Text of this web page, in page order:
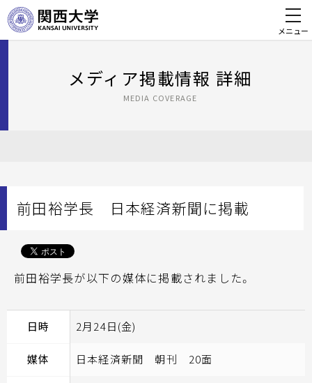
メニュー
メディア掲載情報 詳細
MEDIA COVERAGE
前田裕学長 日本経済新聞に掲載
前田裕学長が以下の媒体に掲載されました。
日時 2月24日(金)
媒体 日本経済新聞 朝刊 20面